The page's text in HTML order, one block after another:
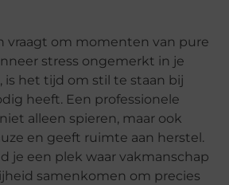
vraagt om momenten van pure
stress ongemerkt in je
is het tijd om stil te staan bij
heeft. Een professionele
alleen spieren, maar ook
en geeft ruimte aan herstel.
je een plek waar vakmanschap
samenkomen om precies